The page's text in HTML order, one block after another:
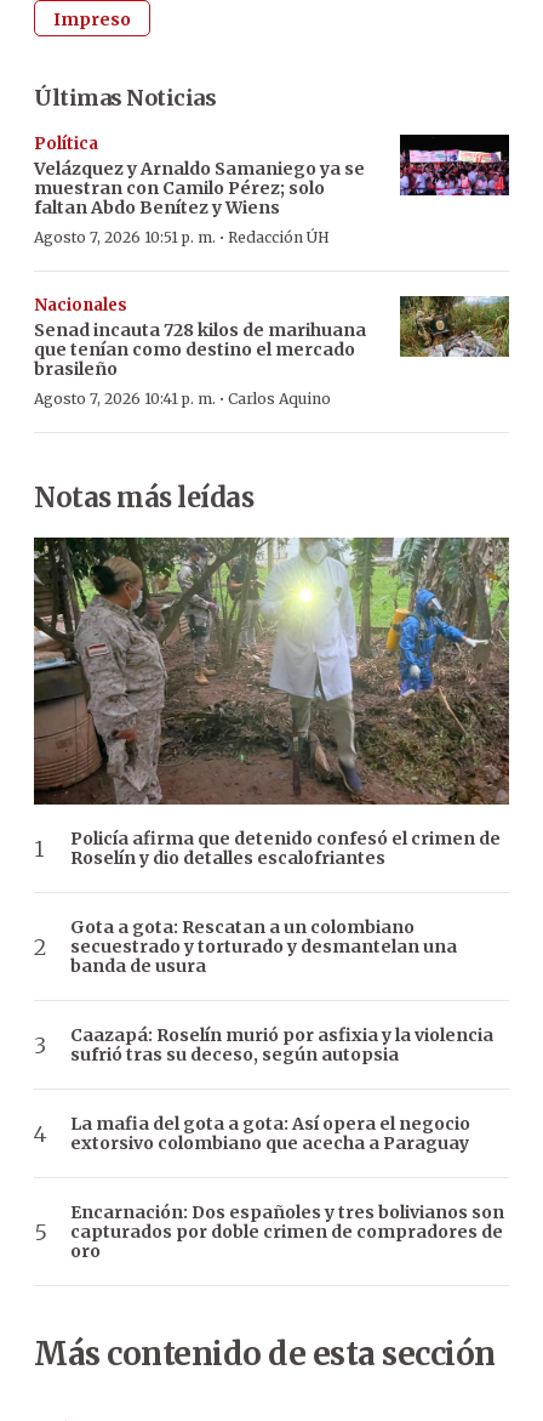
Impreso
Últimas Noticias
Política
Velázquez y Arnaldo Samaniego ya se
muestran con Camilo Pérez; solo
faltan Abdo Benítez y Wiens
Agosto 7, 2026 10:51 p. m. · Redacción ÚH
Nacionales
Senad incauta 728 kilos de marihuana
que tenían como destino el mercado
brasileño
Agosto 7, 2026 10:41 p. m. · Carlos Aquino
Notas más leídas
Policía afirma que detenido confesó el crimen de
Roselín y dio detalles escalofriantes
Gota a gota: Rescatan a un colombiano
secuestrado y torturado y desmantelan una
banda de usura
Caazapá: Roselín murió por asfixia y la violencia
sufrió tras su deceso, según autopsia
La mafia del gota a gota: Así opera el negocio
extorsivo colombiano que acecha a Paraguay
Encarnación: Dos españoles y tres bolivianos son
capturados por doble crimen de compradores de
oro
Más contenido de esta sección